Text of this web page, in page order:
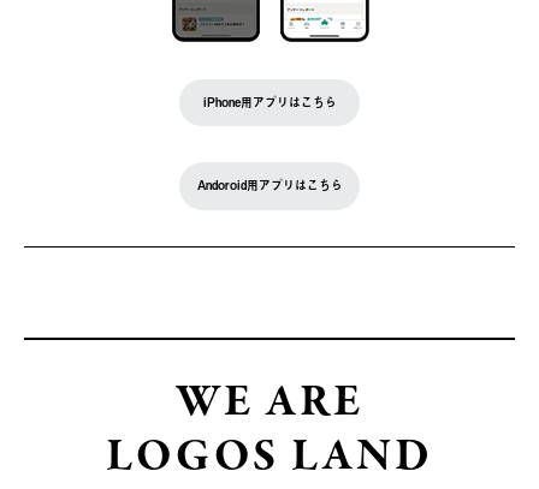
iPhone用アプリはこちら
Andoroid用アプリはこちら
WE ARE
LOGOS LAND